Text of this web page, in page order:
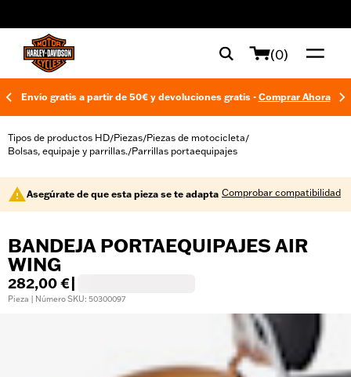
(0)
Envío gratis a partir de 50€ y devoluciones gratis - Comprar Ahora
Tipos de productos HD/Piezas/Piezas de motocicleta/
Bolsas, equipaje y parrillas./Parrillas portaequipajes
Asegúrate de que esta pieza se te adapta Comprobar compatibilidad
BANDEJA PORTAEQUIPAJES AIR
WING
282,00 €
Pieza | Número SKU: 50300097